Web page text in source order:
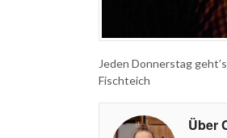
Jeden Donnerstag
Fischteich
Über